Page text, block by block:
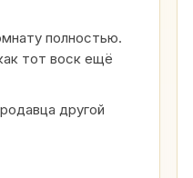
полностью.
тот воск ещё
другой